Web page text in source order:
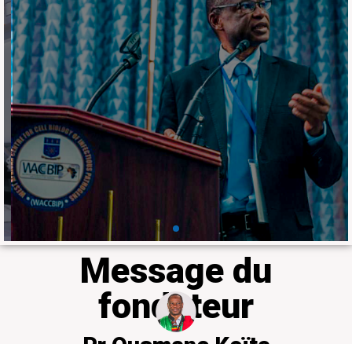
Ensemble, nous
pouvons faire briller la
recherche en
médecine tropicale et
en agriculture en
Afrique
Le Laboratoire fait partie du 𝐝𝐮 𝐡𝐚𝐮𝐭
𝐂𝐨𝐥𝐥𝐞̀𝐠𝐞 𝐝𝐞𝐬 𝐛𝐨𝐮𝐫𝐬𝐢𝐞𝐫𝐬 𝐢𝐧𝐭𝐞𝐫𝐧𝐚𝐭𝐢𝐨𝐧𝐚𝐮𝐱
𝐝𝐢𝐬𝐭𝐢𝐧𝐠𝐮𝐞́𝐬 𝐝𝐞 𝐥𝐚 𝐒𝐨𝐜𝐢𝐞́𝐭𝐞́ 𝐚𝐦𝐞́𝐫𝐢𝐜𝐚𝐢𝐧𝐞 𝐝𝐞
𝐦𝐞́𝐝𝐞𝐜𝐢𝐧𝐞 𝐭𝐫𝐨𝐩𝐢𝐜𝐚𝐥𝐞 𝐞𝐭 𝐝'𝐡𝐲𝐠𝐢𝐞̀𝐧𝐞 à travers
Professeur Ousmane Koïta
En savoir plus
Message du
fondateur